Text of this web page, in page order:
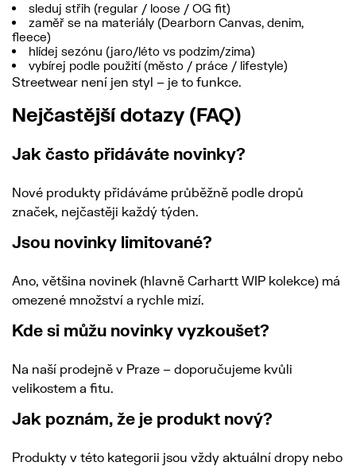
sleduj střih (regular / loose / OG fit)
zaměř se na materiály (Dearborn Canvas, denim,
fleece)
hlídej sezónu (jaro/léto vs podzim/zima)
vybírej podle použití (město / práce / lifestyle)
Streetwear není jen styl – je to funkce.
Nejčastější dotazy (FAQ)
Jak často přidáváte novinky?
Nové produkty přidáváme průběžně podle dropů
značek, nejčastěji každý týden.
Jsou novinky limitované?
Ano, většina novinek (hlavně Carhartt WIP kolekce) má
omezené množství a rychle mizí.
Kde si můžu novinky vyzkoušet?
Na naší prodejně v Praze – doporučujeme kvůli
velikostem a fitu.
Jak poznám, že je produkt nový?
Produkty v této kategorii jsou vždy aktuální dropy nebo